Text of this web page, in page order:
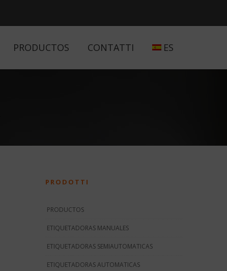
PRODUCTOS CONTATTI ES
PRODOTTI
PRODUCTOS
ETIQUETADORAS MANUALES
ETIQUETADORAS SEMIAUTOMATICAS
ETIQUETADORAS AUTOMATICAS